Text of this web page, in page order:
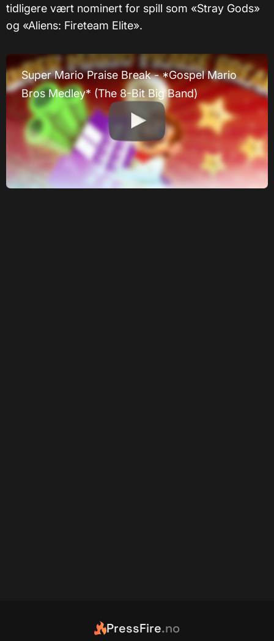
tidligere vært nominert for spill som «Stray Gods»
og «Aliens: Fireteam Elite».
Super Mario Praise Break - *Gospel Mario
Bros Medley* (The 8-Bit Big Band)
PressFire.no